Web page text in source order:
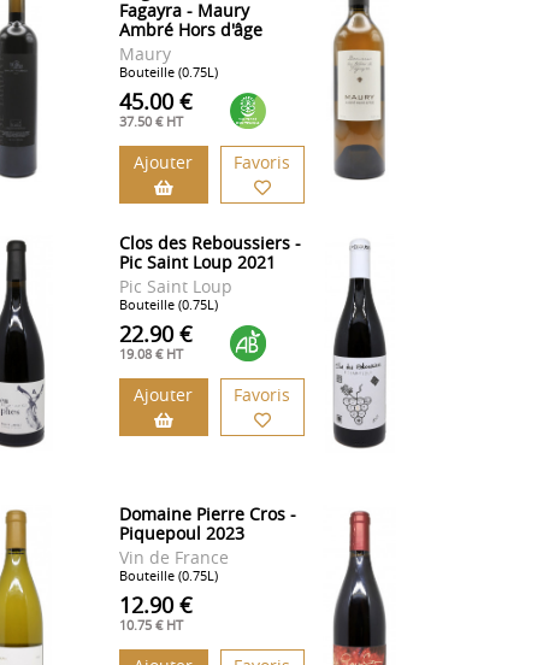
Fagayra - Maury
Ambré Hors d'âge
Maury
Bouteille (0.75L)
45.00 €
37.50 € HT
Ajouter Favoris
Clos des Reboussiers -
Pic Saint Loup 2021
Pic Saint Loup
Bouteille (0.75L)
22.90 €
19.08 € HT
Ajouter Favoris
Domaine Pierre Cros -
Piquepoul 2023
Vin de France
Bouteille (0.75L)
12.90 €
10.75 € HT